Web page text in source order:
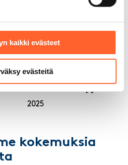
kaikki evästeet
evästeitä
Menestyjät
2025
kokemuksia